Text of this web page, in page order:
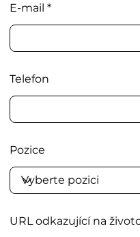
E-mail
Telefon
Pozice
URL odkazující na